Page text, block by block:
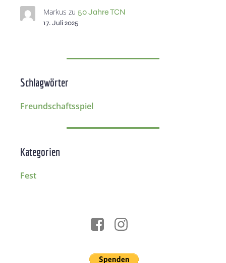
Markus zu 50 Jahre TCN
17. Juli 2025
Schlagwörter
Freundschaftsspiel
Kategorien
Fest